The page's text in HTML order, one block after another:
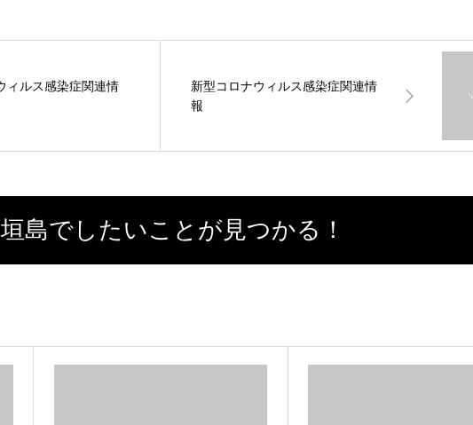
ィルス感染症関連情
新型コロナウィルス感染症関連情
報
島でしたいことが見つかる！